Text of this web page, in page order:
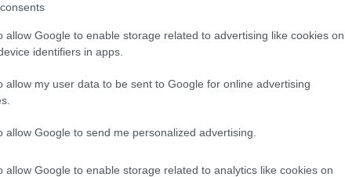
allow Google to enable storage related to advertising like cookies on
identifiers in apps.
allow my user data to be sent to Google for online advertising
allow Google to send me personalized advertising.
allow Google to enable storage related to analytics like cookies on
και φτάνει το 1 € το κυβικό ενώ σήμερα η